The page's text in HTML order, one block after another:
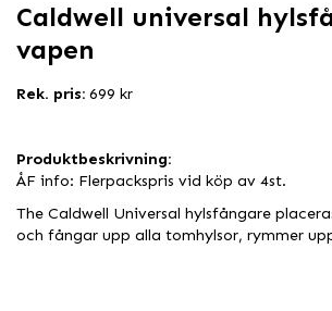
Caldwell universal
vapen
Rek. pris: 699 kr
Produktbeskrivning:
ÅF info: Flerpackspris vid köp av 4st.
The Caldwell Universal hylsfångare
och fångar upp alla tomhylsor, rymmer